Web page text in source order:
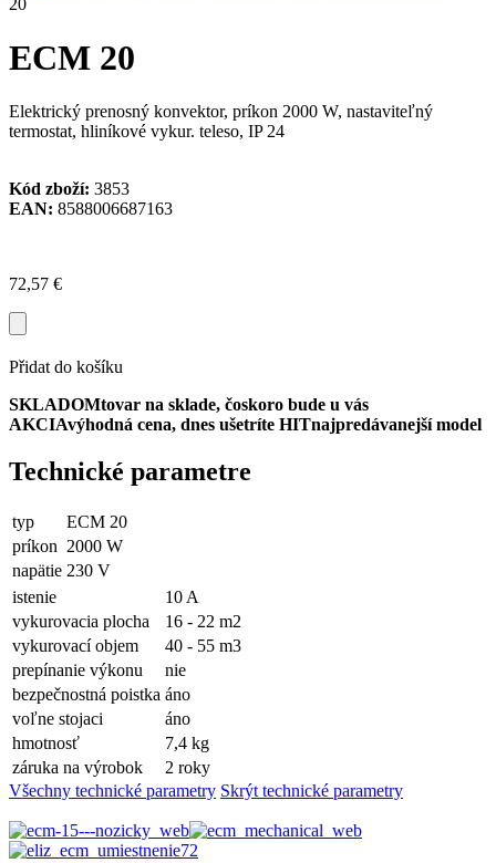
ECM 20
Elektrický prenosný konvektor, príkon 2000 W, nastaviteľný
termostat, hliníkové vykur. teleso, IP 24
Kód zboží: 3853
EAN: 8588006687163
72,57 €
Přidat do košíku
SKLADOMtovar na sklade, čoskoro bude u vás
AKCIAvýhodná cena, dnes ušetríte HITnajpredávanejší model
Technické parametre
typ
ECM 20
príkon 2000 W
napätie 230 V
istenie
10 A
vykurovacia plocha
16 - 22 m2
vykurovací objem
40 - 55 m3
prepínanie výkonu
nie
bezpečnostná poistka áno
voľne stojaci
áno
hmotnosť
7,4 kg
záruka na výrobok
2 roky
Všechny technické parametry Skrýt technické parametry